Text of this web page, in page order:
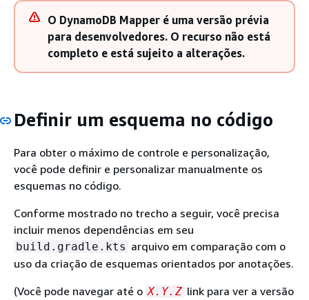
O DynamoDB Mapper é uma versão prévia
para desenvolvedores. O recurso não está
completo e está sujeito a alterações.
Definir um esquema no código
Para obter o máximo de controle e personalização,
você pode definir e personalizar manualmente os
esquemas no código.
Conforme mostrado no trecho a seguir, você precisa
incluir menos dependências em seu
build.gradle.kts arquivo em comparação com o
uso da criação de esquemas orientados por anotações.
(Você pode navegar até o X.Y.Z link para ver a versão